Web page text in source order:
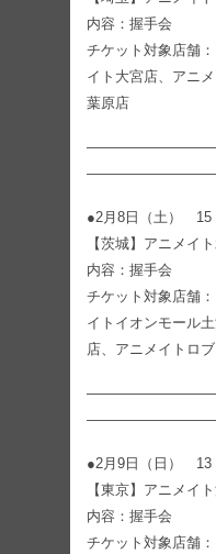
内容：握手会
チケット対象店舗
イト大宮店、アニ
葉原店
●2月8日（土） 15
【茨城】アニメイ
内容：握手会
チケット対象店舗
イトイオンモール
店、アニメイトロ
●2月9日（日） 13
【東京】アニメイ
内容：握手会
チケット対象店舗